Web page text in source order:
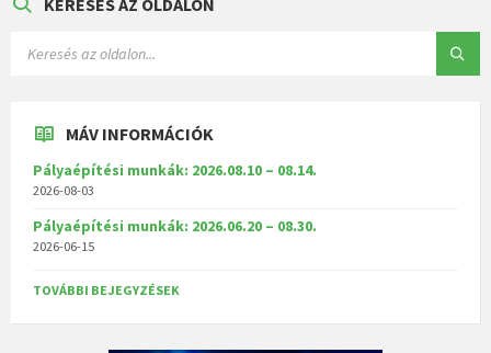
MÁV INFORMÁCIÓK
Pályaépítési munkák: 2026.08.10 – 08.14.
2026-08-03
Pályaépítési munkák: 2026.06.20 – 08.30.
2026-06-15
TOVÁBBI BEJEGYZÉSEK